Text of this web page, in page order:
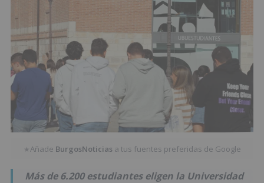
★Añade BurgosNoticias a tus fuentes preferidas de Google
Más de 6.200 estudiantes eligen la Universidad